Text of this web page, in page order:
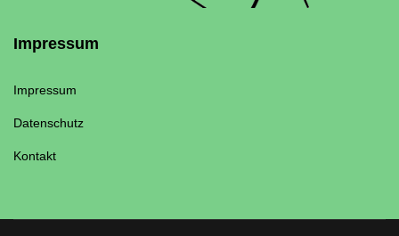
Impressum
Impressum
Datenschutz
Kontakt